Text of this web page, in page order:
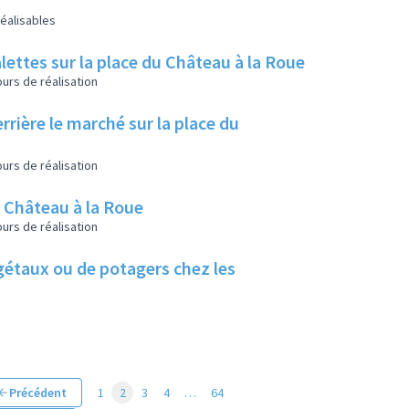
sur la place du Château à la Roue
de réalisation
le marché sur la place du
de réalisation
à la Roue
de réalisation
ou de potagers chez les
Précédent 1 2 3 4 … 64